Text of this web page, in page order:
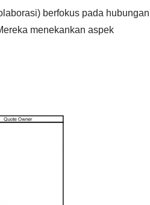
berfokus pada hubungan
menekankan aspek